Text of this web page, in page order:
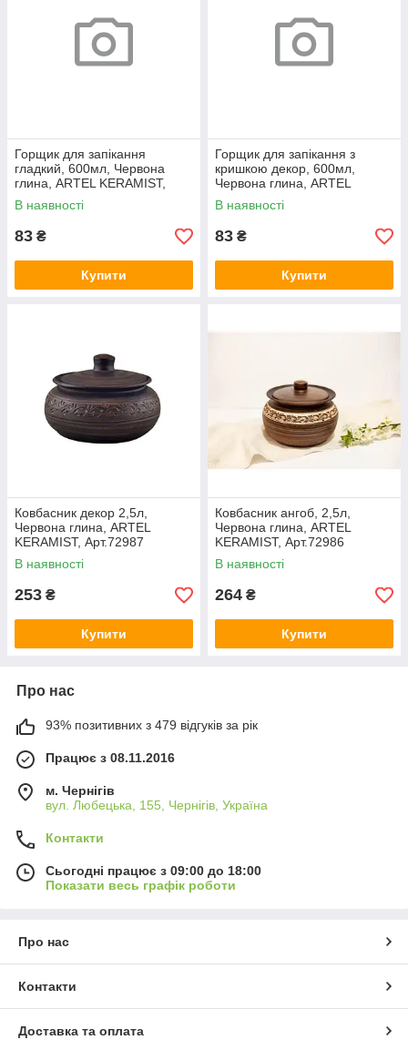
Горщик для запікання
гладкий, 600мл, Червона
глина, ARTEL KERAMIST,
Арт.47748
В наявності
83 ₴
Купити
Горщик для запікання з
кришкою декор, 600мл,
Червона глина, ARTEL
KERAMIST, Арт.61681
В наявності
83 ₴
Купити
Ковбасник декор 2,5л,
Червона глина, ARTEL
KERAMIST, Арт.72987
В наявності
253 ₴
Купити
Ковбасник ангоб, 2,5л,
Червона глина, ARTEL
KERAMIST, Арт.72986
В наявності
264 ₴
Купити
Про нас
93% позитивних з 479 відгуків за рік
Працює з 08.11.2016
м. Чернігів
вул. Любецька, 155, Чернігів, Україна
Контакти
Сьогодні працює з 09:00 до 18:00
Показати весь графік роботи
Про нас
Контакти
Доставка та оплата